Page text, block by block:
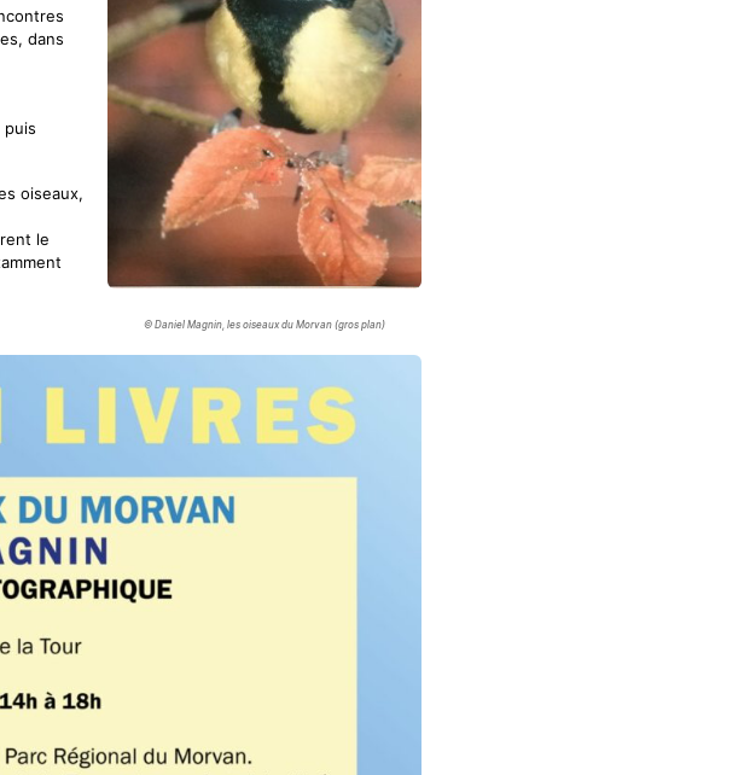
© Daniel Magnin, les oiseaux du Morvan (gros plan)
dans
puis
oiseaux,
le